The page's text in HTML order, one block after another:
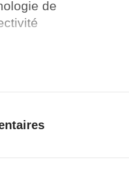
de
2021/
iPad Air 4
iPad Mini 6
2019; 2021
MacBook Pro
2019/2020